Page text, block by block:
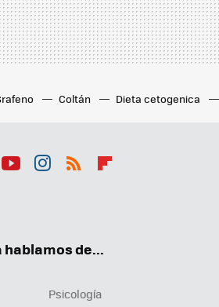
Coltán Dieta cetogenica
hablamos de...
Psicología